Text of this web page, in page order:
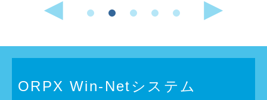
ORPX Win-Netシステム